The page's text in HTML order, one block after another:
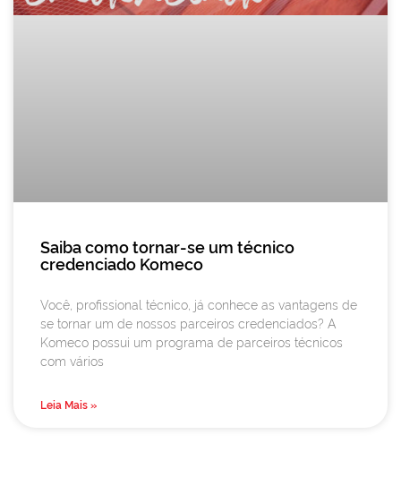
Saiba como tornar-se um técnico
credenciado Komeco
Você, profissional técnico, já conhece as vantagens de
se tornar um de nossos parceiros credenciados? A
Komeco possui um programa de parceiros técnicos
com vários
Leia Mais »